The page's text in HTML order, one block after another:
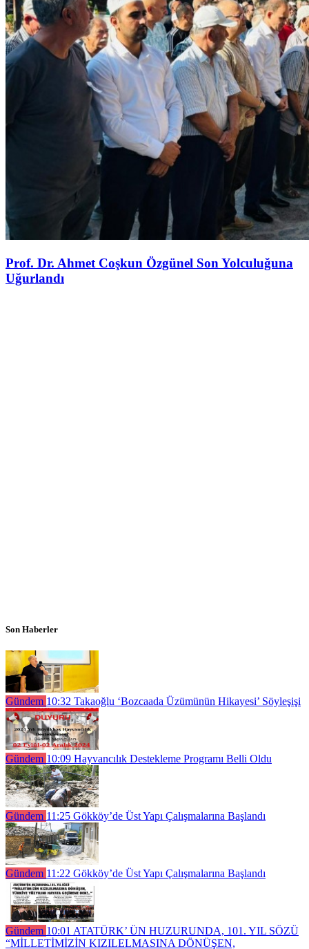
Prof. Dr. Ahmet Coşkun Özgünel Son Yolculuğuna
Uğurlandı
Son Haberler
Gündem 10:32 Takaoğlu ‘Bozcaada Üzümünün Hikayesi’ Söyleşişi
Gündem 10:09 Hayvancılık Destekleme Programı Belli Oldu
Gündem 11:25 Gökköy’de Üst Yapı Çalışmalarına Başlandı
Gündem 11:22 Gökköy’de Üst Yapı Çalışmalarına Başlandı
Gündem 10:01 ATATÜRK’ ÜN HUZURUNDA, 101. YIL SÖZÜ
“MİLLETİMİZİN KIZILELMASINA DÖNÜŞEN,